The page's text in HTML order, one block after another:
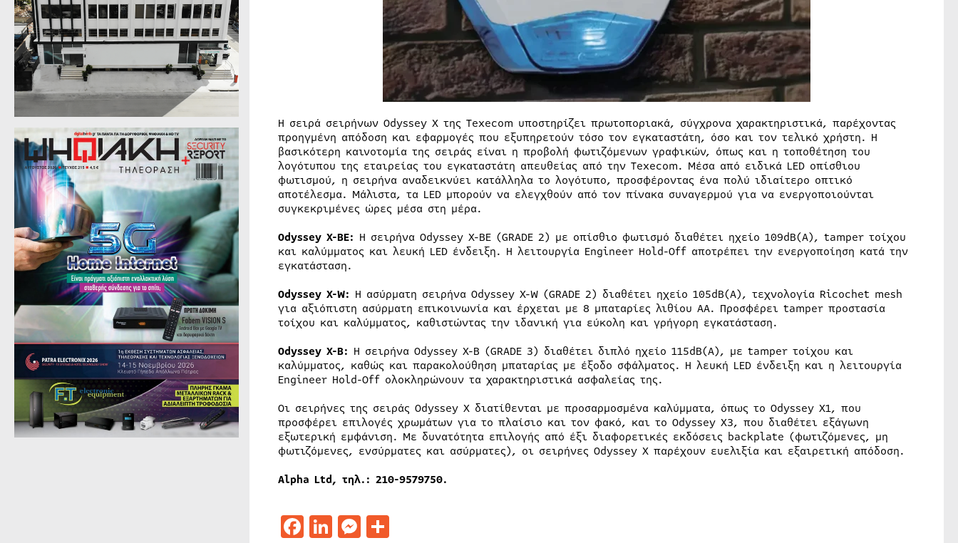
Η σειρά σειρήνων Odyssey X της Texecom υποστηρίζει πρωτοποριακά, σύγχρονα χαρακτηριστικά, παρέχοντας
προηγμένη απόδοση και εφαρμογές που εξυπηρετούν τόσο τον εγκαταστάτη, όσο και τον τελικό χρήστη. Η
βασικότερη καινοτομία της σειράς είναι η προβολή φωτιζόμενων γραφικών, όπως και η τοποθέτηση του
λογότυπου της εταιρείας του εγκαταστάτη απευθείας από την Texecom. Μέσα από ειδικά LED οπίσθιου
φωτισμού, η σειρήνα αναδεικνύει κατάλληλα το λογότυπο, προσφέροντας ένα πολύ ιδιαίτερο οπτικό
αποτέλεσμα. Μάλιστα, τα LED μπορούν να ελεγχθούν από τον πίνακα συναγερμού για να ενεργοποιούνται
συγκεκριμένες ώρες μέσα στη μέρα.
Odyssey X-BE: Η σειρήνα Odyssey X-BE (GRADE 2) με οπίσθιο φωτισμό διαθέτει ηχείο 109dB(A), tamper τοίχου
και καλύμματος και λευκή LED ένδειξη. Η λειτουργία Engineer Hold-Off αποτρέπει την ενεργοποίηση κατά την
εγκατάσταση.
Odyssey X-W: Η ασύρματη σειρήνα Odyssey X-W (GRADE 2) διαθέτει ηχείο 105dB(A), τεχνολογία Ricochet mesh
για αξιόπιστη ασύρματη επικοινωνία και έρχεται με 8 μπαταρίες λιθίου AA. Προσφέρει tamper προστασία
τοίχου και καλύμματος, καθιστώντας την ιδανική για εύκολη και γρήγορη εγκατάσταση.
Odyssey X-B: Η σειρήνα Odyssey X-B (GRADE 3) διαθέτει διπλό ηχείο 115dB(A), με tamper τοίχου και
καλύμματος, καθώς και παρακολούθηση μπαταρίας με έξοδο σφάλματος. Η λευκή LED ένδειξη και η λειτουργία
Engineer Hold-Off ολοκληρώνουν τα χαρακτηριστικά ασφαλείας της.
Οι σειρήνες της σειράς Odyssey X διατίθενται με προσαρμοσμένα καλύμματα, όπως το Odyssey X1, που
προσφέρει επιλογές χρωμάτων για το πλαίσιο και τον φακό, και το Odyssey X3, που διαθέτει εξάγωνη
εξωτερική εμφάνιση. Με δυνατότητα επιλογής από έξι διαφορετικές εκδόσεις backplate (φωτιζόμενες, μη
φωτιζόμενες, ενσύρματες και ασύρματες), οι σειρήνες Odyssey X παρέχουν ευελιξία και εξαιρετική απόδοση.
Alpha Ltd, τηλ.: 210-9579750.
Facebook
LinkedIn
Messenger
Μοιραστείτε